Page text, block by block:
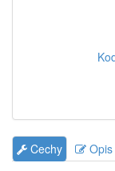
Cechy Opis